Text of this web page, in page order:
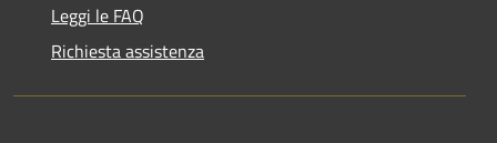
Leggi le FAQ
Richiesta assistenza